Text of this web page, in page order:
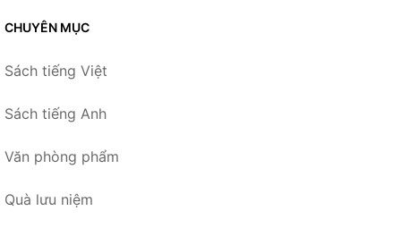
CHUYÊN MỤC
Sách tiếng Việt
Sách tiếng Anh
Văn phòng phẩm
Quà lưu niệm